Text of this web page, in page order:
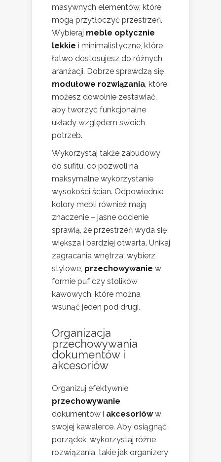
masywnych elementów, które
mogą przytłoczyć przestrzeń.
Wybieraj meble optycznie
lekkie i minimalistyczne, które
łatwo dostosujesz do różnych
aranżacji. Dobrze sprawdzą się
modułowe rozwiązania, które
możesz dowolnie zestawiać,
aby tworzyć funkcjonalne
układy względem swoich
potrzeb.
Wykorzystaj także zabudowy
do sufitu, co pozwoli na
maksymalne wykorzystanie
wysokości ścian. Odpowiednie
kolory mebli również mają
znaczenie – jasne odcienie
sprawią, że przestrzeń wyda się
większa i bardziej otwarta. Unikaj
zagracania wnętrza; wybierz
stylowe, przechowywanie w
formie puf czy stolików
kawowych, które można
wsunąć jeden pod drugi.
Organizacja
przechowywania
dokumentów i
akcesoriów
Organizuj efektywnie
przechowywanie
dokumentów i akcesorióww
swojej kawalerce. Aby osiągnąć
porządek, wykorzystaj różne
rozwiązania, takie jak organizery